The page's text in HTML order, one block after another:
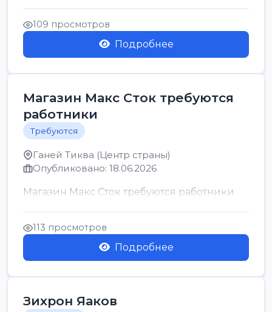
позицию возможна дом...
109 просмотров
Подробнее
Магазин Макс Сток требуются
работники
Требуются
Ганей Тиква (Центр страны)
Опубликовано: 18.06.2026
Магазин Макс Сток требуются работники
113 просмотров
Подробнее
Зихрон Яаков